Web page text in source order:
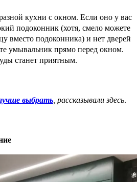
кухни с окном. Если оно у вас
подоконник (хотя, смело можете
вместо подоконника) и нет дверей
умывальник прямо перед окном.
станет приятным.
выбрать , рассказывали здесь.